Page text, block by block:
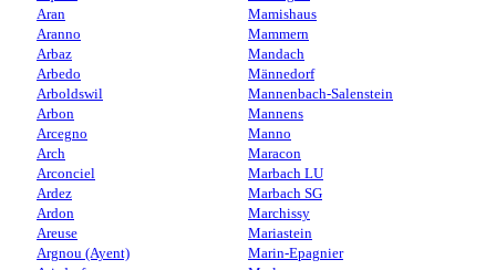
Aran
Aranno
Arbaz
Arbedo
Arboldswil
Arbon
Arcegno
Arch
Arconciel
Ardez
Ardon
Areuse
Argnou (Ayent)
Mamishaus
Mammern
Mandach
Männedorf
Mannenbach-Salenstein
Mannens
Manno
Maracon
Marbach LU
Marbach SG
Marchissy
Mariastein
Marin-Epagnier